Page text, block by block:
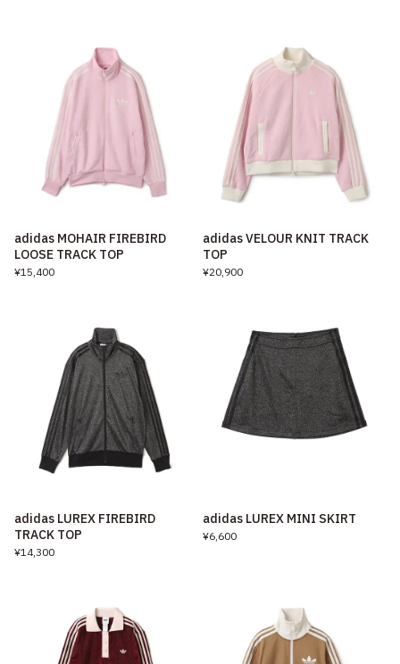
adidas MOHAIR FIREBIRD
LOOSE TRACK TOP
¥15,400
adidas VELOUR KNIT TRACK
TOP
¥20,900
adidas LUREX FIREBIRD
TRACK TOP
¥14,300
adidas LUREX MINI SKIRT
¥6,600